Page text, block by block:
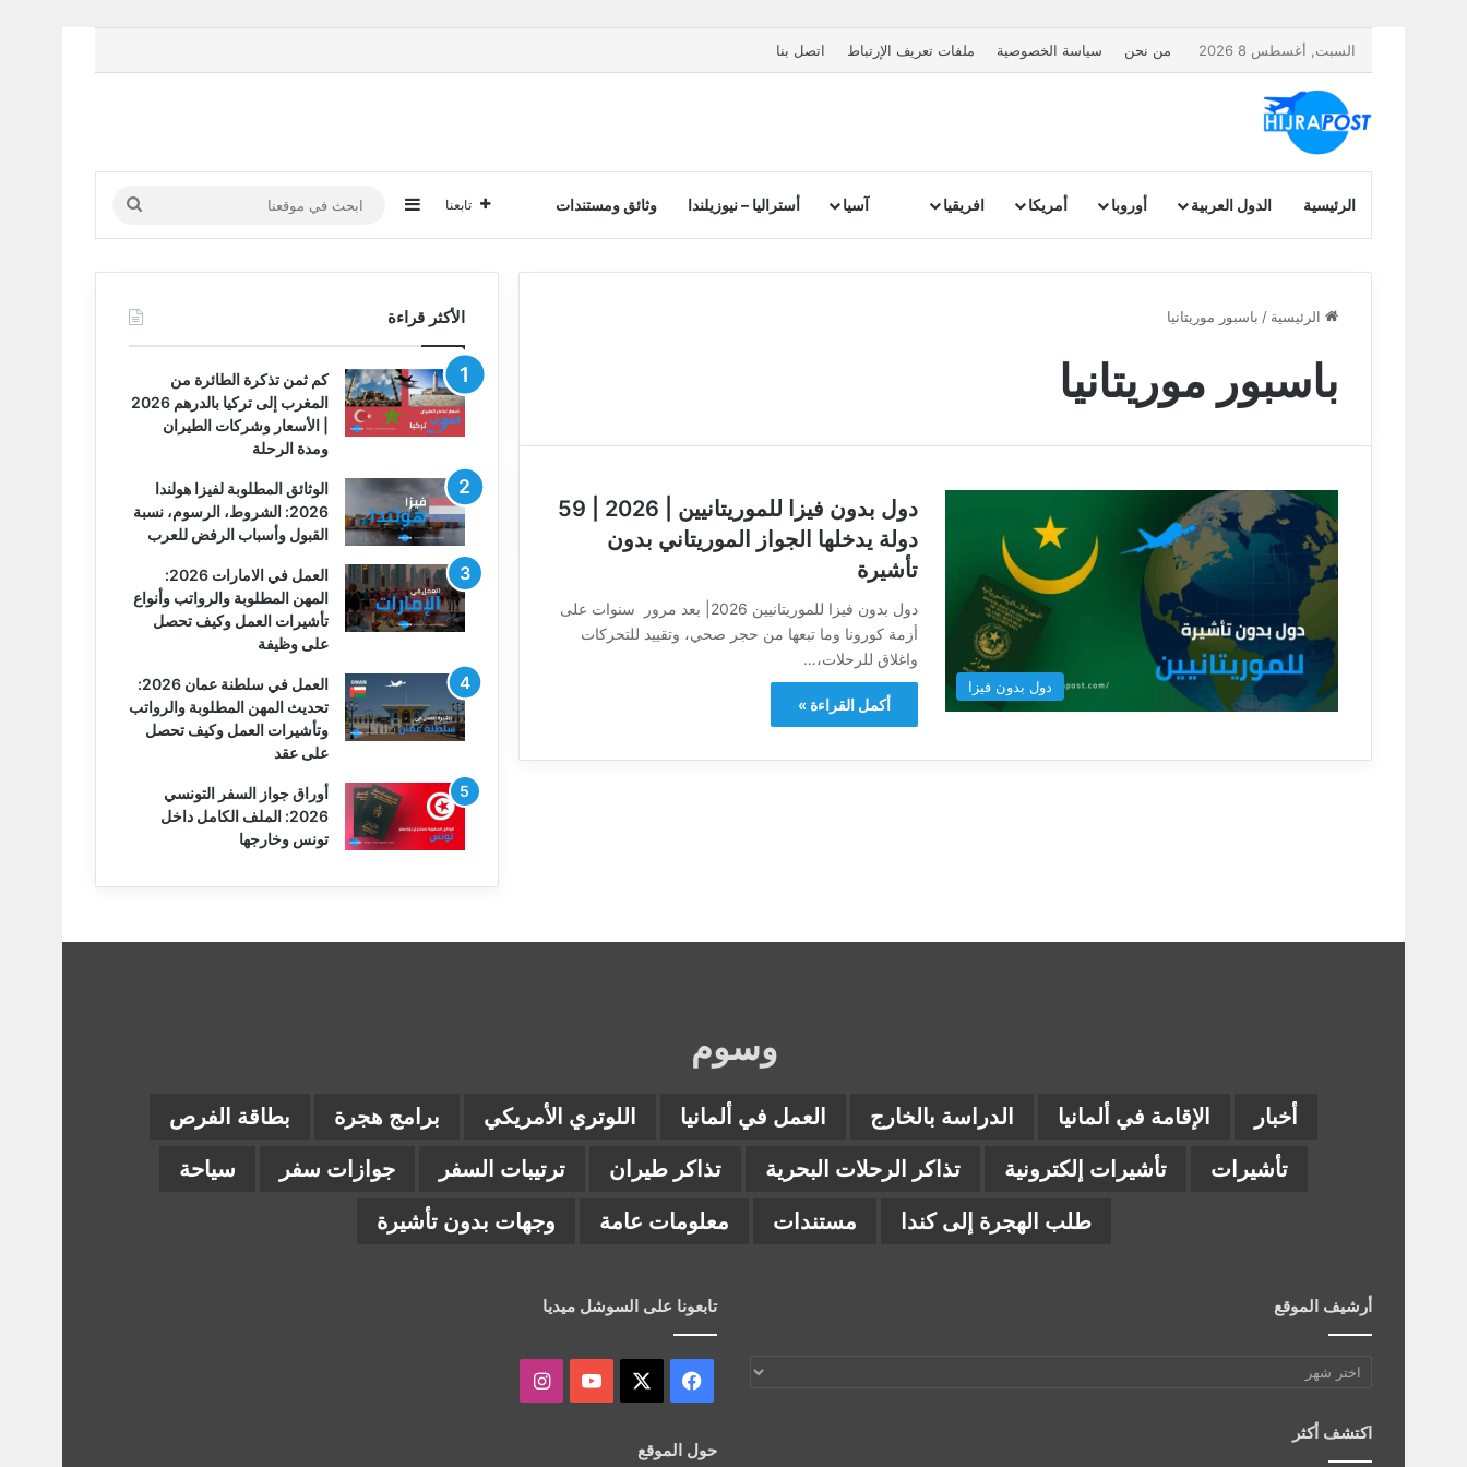
السبت, أغسطس 8 2026 من نحن سياسة الخصوصية ملفات تعريف الإرتباط اتصل بنا
الرئيسية الدول العربية أوروبا أمريكا افريقيا آسيا أستراليا – نيوزيلندا وثائق ومستندات تابعنا إضافة عمود جانبي
ابحث
في
الرئيسية / باسبور موريتانيا
باسبور موريتانيا
دول بدون فيزا
دول بدون فيزا للموريتانيين | 2026 | 59
دولة يدخلها الجواز الموريتاني بدون
تأشيرة
دول بدون فيزا للموريتانيين 2026| بعد مرور سنوات على
أزمة كورونا وما تبعها من حجر صحي، وتقييد للتحركات
واغلاق للرحلات،…
أكمل القراءة »
الأكثر قراءة
كم ثمن تذكرة الطائرة من
المغرب إلى تركيا بالدرهم 2026
| الأسعار وشركات الطيران
ومدة الرحلة
الوثائق المطلوبة لفيزا هولندا
2026: الشروط، الرسوم، نسبة
القبول وأسباب الرفض للعرب
العمل في الامارات 2026:
المهن المطلوبة والرواتب وأنواع
تأشيرات العمل وكيف تحصل
على وظيفة
العمل في سلطنة عمان 2026:
تحديث المهن المطلوبة والرواتب
وتأشيرات العمل وكيف تحصل
على عقد
أوراق جواز السفر التونسي
2026: الملف الكامل داخل
تونس وخارجها
وسوم
أخبار الإقامة في ألمانيا الدراسة بالخارج العمل في ألمانيا اللوتري الأمريكي برامج هجرة
بطاقة الفرص
تأشيرات
تأشيرات إلكترونية تذاكر الرحلات البحرية تذاكر طيران ترتيبات السفر جوازات سفر
سياحة
طلب الهجرة إلى كندا
مستندات معلومات عامة وجهات بدون تأشيرة
أرشيف الموقع
أرشيف
اكتشف أكثر
تابعونا على السوشل ميديا
فيسبوك ‫YouTubeانستقرام
حول الموقع